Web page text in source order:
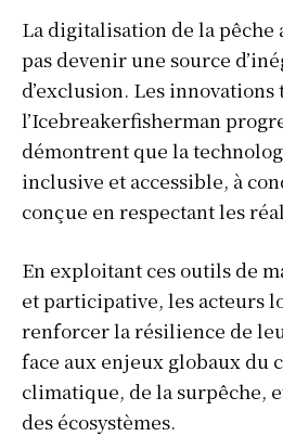
Info Du Net
S’abonner pour plus de contenus
Mon compte
Plan du site
Afrique
Europe
Asie
La digitalisation de la pêche
pas devenir une source
d’exclusion. Les innovations
l’Icebreakerfisherman
démontrent que la
inclusive et accessible, à
conçue en respectant les
En exploitant ces outils de
et participative, les acteurs
renforcer la résilience de
face aux enjeux globaux du
climatique, de la surpêche,
des écosystèmes.